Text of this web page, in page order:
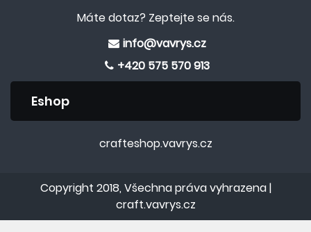
Máte dotaz? Zeptejte se nás.
info@vavrys.cz
+420 575 570 913
Eshop
crafteshop.vavrys.cz
Copyright 2018, Všechna práva vyhrazena |
craft.vavrys.cz